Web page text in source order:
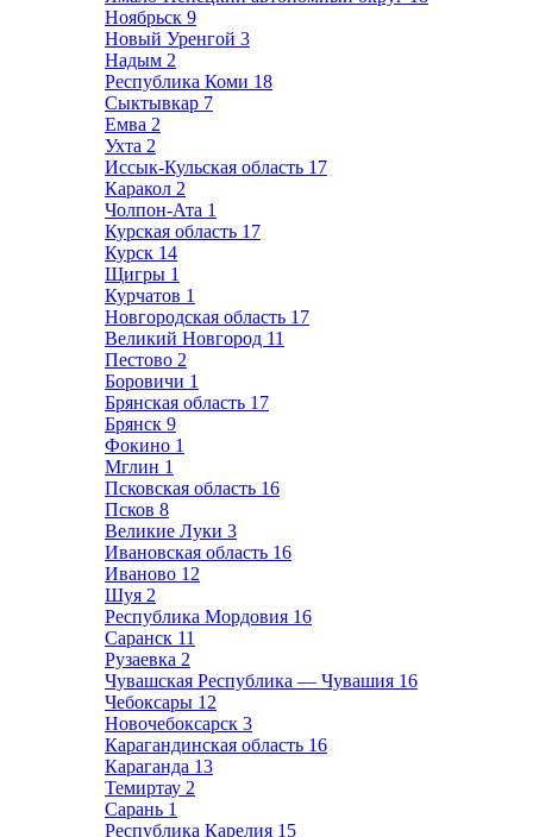
Ноябрьск 9
Новый Уренгой 3
Надым 2
Республика Коми 18
Сыктывкар 7
Емва 2
Ухта 2
Иссык-Кульская область 17
Каракол 2
Чолпон-Ата 1
Курская область 17
Курск 14
Щигры 1
Курчатов 1
Новгородская область 17
Великий Новгород 11
Пестово 2
Боровичи 1
Брянская область 17
Брянск 9
Фокино 1
Мглин 1
Псковская область 16
Псков 8
Великие Луки 3
Ивановская область 16
Иваново 12
Шуя 2
Республика Мордовия 16
Саранск 11
Рузаевка 2
Чувашская Республика — Чувашия 16
Чебоксары 12
Новочебоксарск 3
Карагандинская область 16
Караганда 13
Темиртау 2
Сарань 1
Республика Карелия 15